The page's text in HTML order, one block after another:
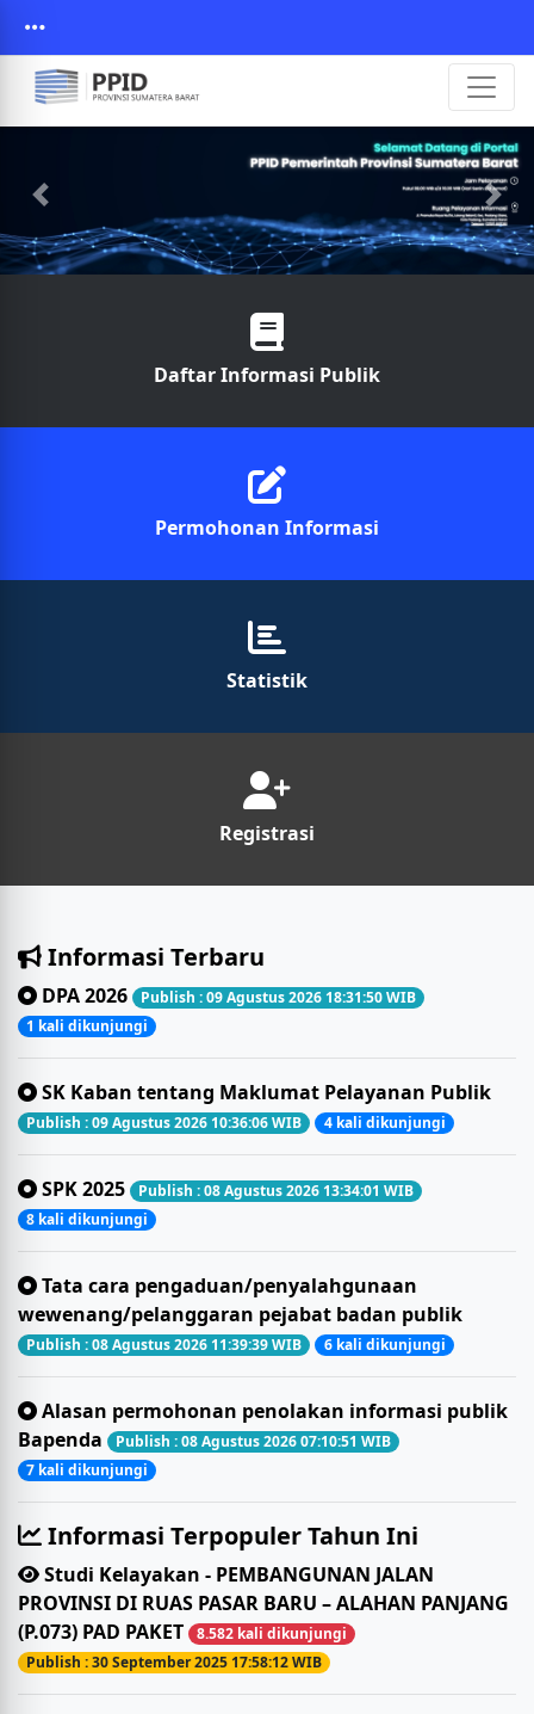
Daftar Informasi Publik
Permohonan Informasi
Statistik
Registrasi
Informasi Terbaru
DPA 2026
Publish : 09 Agustus 2026 18:31:50 WIB
1 kali dikunjungi
SK Kaban tentang Maklumat Pelayanan Publik
Publish : 09 Agustus 2026 10:36:06 WIB 4 kali dikunjungi
SPK 2025
Publish : 08 Agustus 2026 13:34:01 WIB
8 kali dikunjungi
Tata cara pengaduan/penyalahgunaan
wewenang/pelanggaran pejabat badan publik
Publish : 08 Agustus 2026 11:39:39 WIB 6 kali dikunjungi
Alasan permohonan penolakan informasi publik
Bapenda
Publish : 08 Agustus 2026 07:10:51 WIB
7 kali dikunjungi
Informasi Terpopuler Tahun Ini
Studi Kelayakan - PEMBANGUNAN JALAN
PROVINSI DI RUAS PASAR BARU – ALAHAN PANJANG
(P.073) PAD PAKET
8.582 kali dikunjungi
Publish : 30 September 2025 17:58:12 WIB